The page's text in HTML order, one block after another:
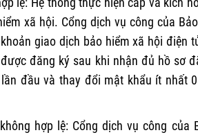
xã hội. Cổng dịch vụ công của
giao dịch bảo hiểm xã hội
đăng ký sau khi nhận đủ hồ sơ
đầu và thay đổi mật khẩu ít nhất
hợp lệ: Cổng dịch vụ công